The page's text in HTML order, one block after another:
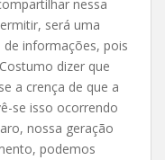
nessa
será uma
informações, pois
dizer que
a crença de que a
se isso ocorrendo
nossa geração
podemos